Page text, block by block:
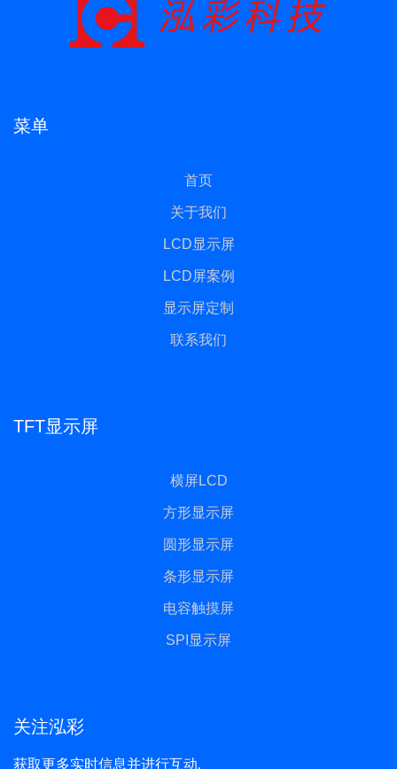
菜单
首页
关于我们
LCD显示屏
LCD屏案例
显示屏定制
联系我们
TFT显示屏
横屏LCD
方形显示屏
圆形显示屏
条形显示屏
电容触摸屏
SPI显示屏
关注泓彩
获取更多实时信息并进行互动.